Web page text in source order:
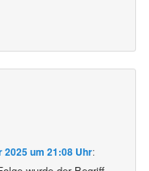
2025 um 21:08 Uhr: